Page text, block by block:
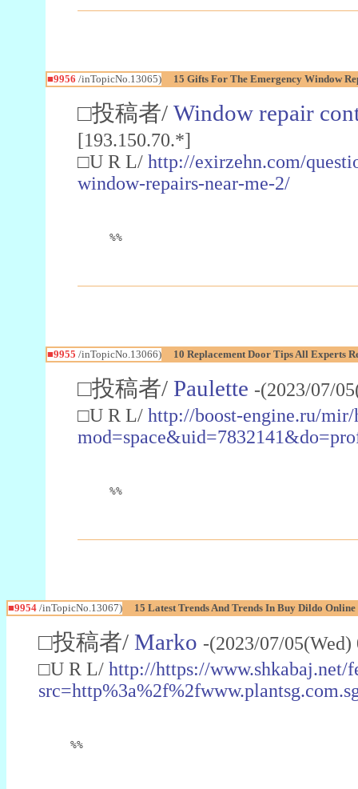
■9956 /inTopicNo.13065) 15 Gifts For The Emergency Window
□投稿者/ Window repair
[193.150.70.*]
□U R L/ http://exirzehn.com/
window-repairs-near-me-2/
%%
■9955 /inTopicNo.13066) 10 Replacement Door Tips All Experts
□投稿者/ Paulette -(2023/07/
□U R L/ http://boost-engine.ru/mir/
%%
■9954 /inTopicNo.13067) 15 Latest Trends And Trends In Buy Dildo Online
□投稿者/ Marko -(2023/07/
□U R L/ http://https://www.shkabaj.net/
%%